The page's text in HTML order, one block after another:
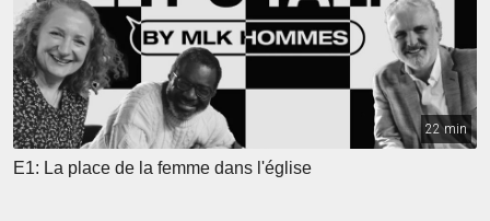
22 min
E1: La place de la femme dans l'église